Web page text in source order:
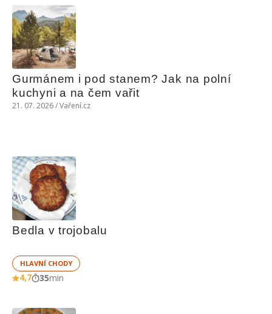
Gurmánem i pod stanem? Jak na polní
kuchyni a na čem vařit
21. 07. 2026 / Vaření.cz
Bedla v trojobalu
HLAVNÍ CHODY
4,7 35min